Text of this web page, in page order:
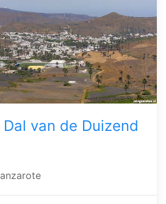
van de Duizend